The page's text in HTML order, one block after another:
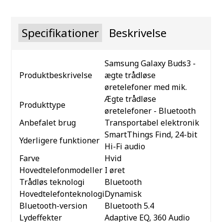
Specifikationer Beskrivelse
Produktbeskrivelse
Samsung Galaxy Buds3 -
ægte trådløse
øretelefoner med mik.
Produkttype
Ægte trådløse
øretelefoner - Bluetooth
Anbefalet brug
Transportabel elektronik
Yderligere funktioner
SmartThings Find, 24-bit
Hi-Fi audio
Farve
Hvid
Hovedtelefonmodeller I øret
Trådløs teknologi
Bluetooth
HovedtelefonteknologiDynamisk
Bluetooth-version
Bluetooth 5.4
Lydeffekter
Adaptive EQ, 360 Audio